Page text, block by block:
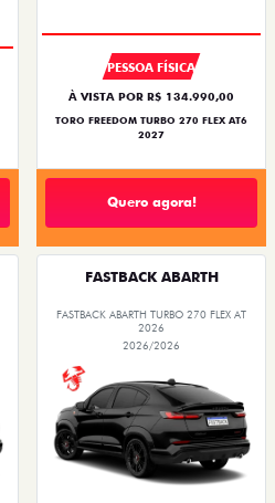
PESSOA FÍSICA
À VISTA POR R$ 134.990,00
TORO FREEDOM TURBO 270 FLEX AT6
2027
Quero agora!
FASTBACK ABARTH
FASTBACK ABARTH TURBO 270 FLEX AT
2026
2026/2026